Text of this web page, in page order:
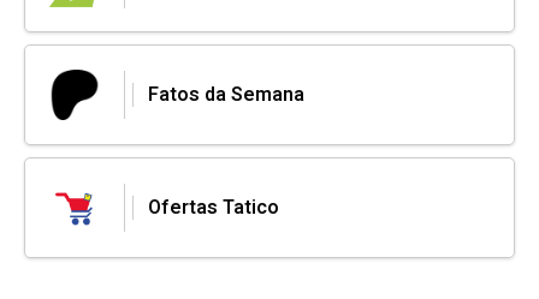
Fatos da Semana
Ofertas Tatico